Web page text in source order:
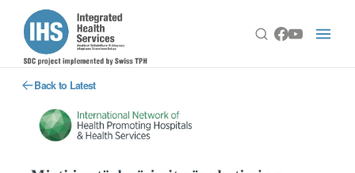
Back to Latest